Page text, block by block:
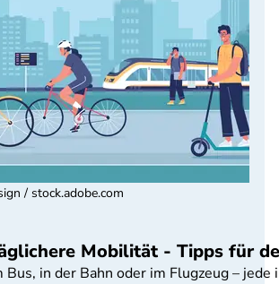
Mobilität - Tipps für
Bus, in der Bahn oder im Flugzeug –
/ stock.adobe.com